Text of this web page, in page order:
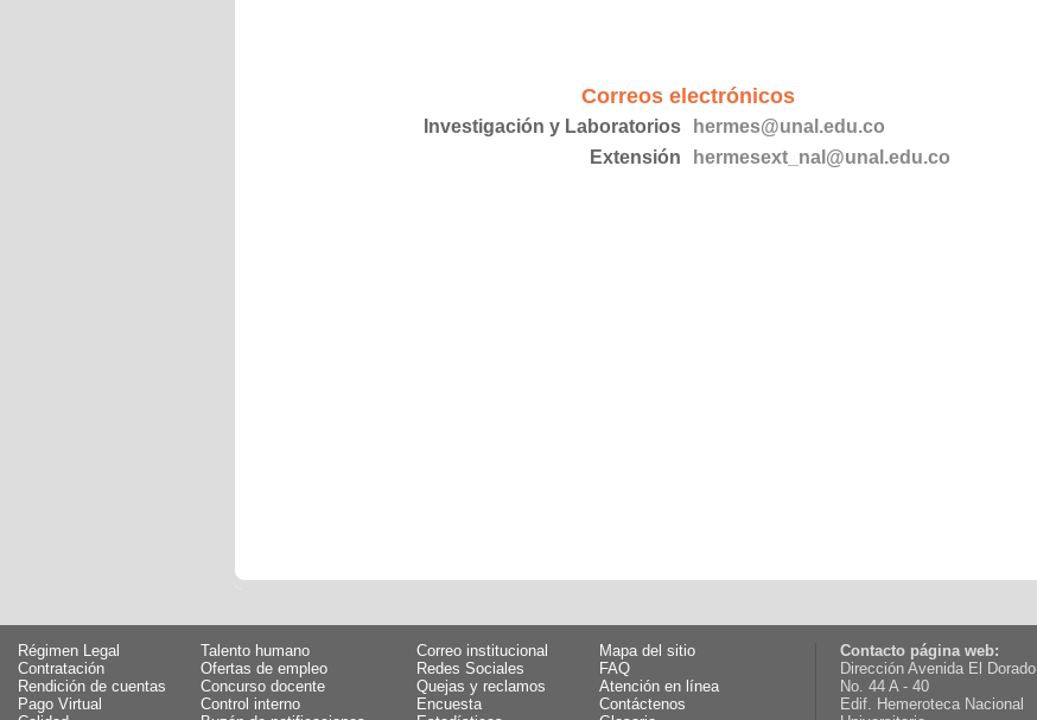
Correos electrónicos
Investigación y Laboratorios
hermes@unal.edu.co
Extensión
hermesext_nal@unal.edu.co
Régimen Legal
Talento humano
Contratación
Ofertas de empleo
Rendición de cuentas
Concurso docente
Pago Virtual
Control interno
Correo institucional
Mapa del sitio
Redes Sociales
FAQ
Quejas y reclamos
Atención en línea
Encuesta
Contáctenos
Contacto página web:
Dirección Avenida El Dorado
No. 44 A - 40
Edif. Hemeroteca Nacional